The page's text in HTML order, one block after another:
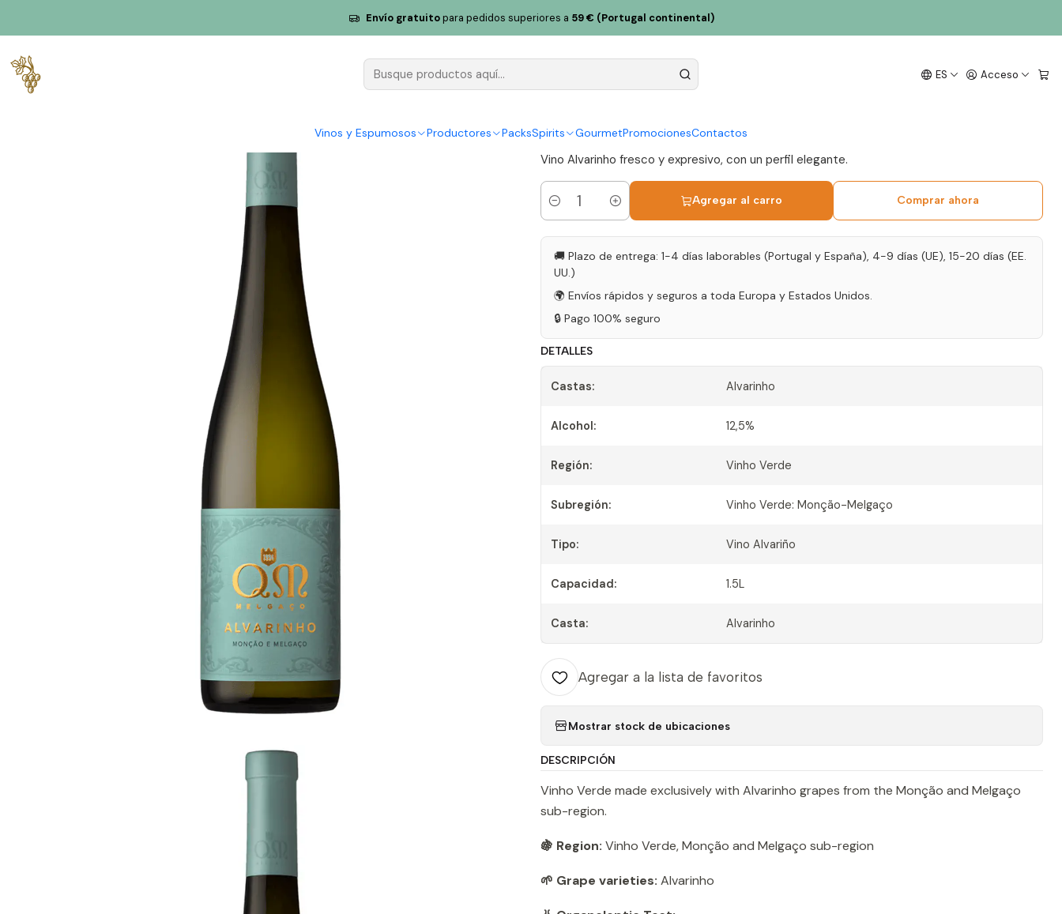
ES Acceso
Vinos y Espumosos Productores PacksSpirits GourmetPromocionesContactos
Envío gratuitopara pedidos superiores a 59 € (Portugal continental)
Granjas Melgaço Quintas de Melgaço QM Alvarinho 2023 Vinho Verde Blanco 1.5L
Quintas de Melgaço QM Alvarinho
|
Vino Alvarinho fresco y expresivo, con un perfil elegante.
Cantidad
Agregar al carro Comprar ahora
🚚 Plazo de entrega: 1-4 días laborables (Portugal y España), 4-9 días (UE), 15-20 días (EE.
UU.)
🌍 Envíos rápidos y seguros a toda Europa y Estados Unidos.
🔒 Pago 100% seguro
DETALLES
Castas: Alvarinho
Alcohol: 12,5%
Región: Vinho Verde
Subregión: Vinho Verde: Monção-Melgaço
Tipo: Vino Alvariño
Capacidad: 1.5L
Casta: Alvarinho
Agregar a la lista de favoritos
Mostrar stock de ubicaciones
DESCRIPCIÓN
Vinho Verde made exclusively with Alvarinho grapes from the Monção and Melgaço
sub-region.
🍇 Region: Vinho Verde, Monção and Melgaço sub-region
🌱 Grape varieties: Alvarinho